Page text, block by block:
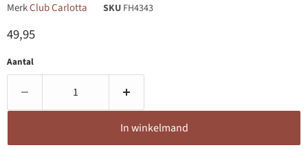
MerkClub Carlotta SKU FH4343
Huidige prijs
49,95
Aantal
In winkelmand